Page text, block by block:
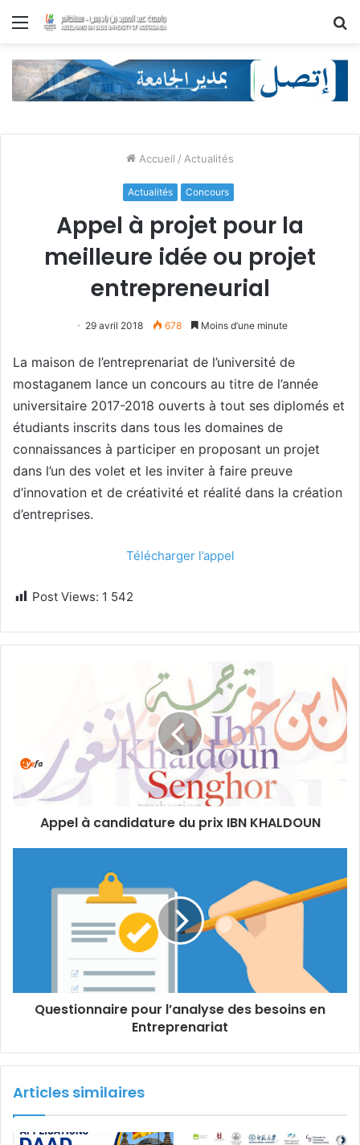
Menu
Accueil / Actualités
Actualités Concours
Appel à projet pour la
meilleure idée ou projet
entrepreneurial
29 avril 2018 678 Moins d’une minute
La maison de l’entreprenariat de l’université de
mostaganem lance un concours au titre de l’année
universitaire 2017-2018 ouverts à tout ses diplomés et
étudiants inscrits dans tous les domaines de
connaissances à participer en proposant un projet
dans l’un des volet et les inviter à faire preuve
d’innovation et de créativité et réalité dans la création
d’entreprises.
Télécharger l’appel
Post Views: 1 542
Appel à candidature du prix IBN KHALDOUN
Questionnaire pour l’analyse des besoins en
Entreprenariat
Articles similaires